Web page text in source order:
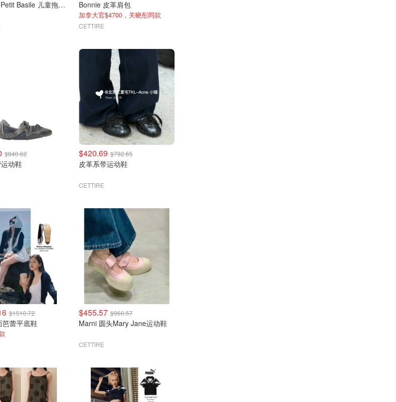
Moncler Petit Basile 儿童拖鞋 黑色 Bonnie 皮革肩包
加拿大官$4700，关晓彤同款
CETTIRE
$840.62
动鞋
$420.69 $792.65
皮革系带运动鞋
CETTIRE
$1510.72
芭蕾平底鞋
$455.57 $960.57
Marni 圆头Mary Jane运动鞋
CETTIRE